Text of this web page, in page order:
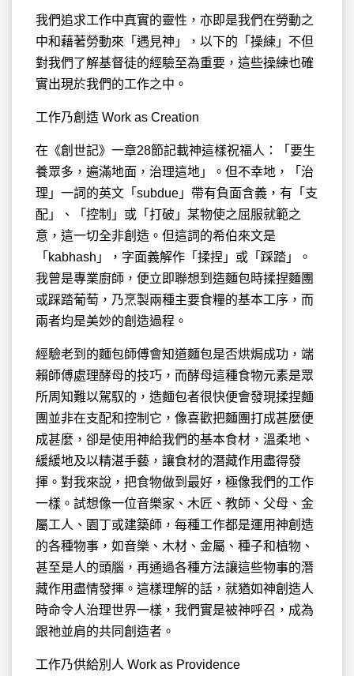
我們追求工作中真實的靈性，亦即是我們在勞動之
中和藉著勞動來「遇見神」，以下的「操練」不但
對我們了解基督徒的經驗至為重要，這些操練也確
實出現於我們的工作之中。
工作乃創造 Work as Creation
在《創世記》一章28節記載神這樣祝福人：「要生
養眾多，遍滿地面，治理這地」。但不幸地，「治
理」一詞的英文「subdue」帶有負面含義，有「支
配」、「控制」或「打破」某物使之屈服就範之
意，這一切全非創造。但這詞的希伯來文是
「kabhash」，字面義解作「揉捏」或「踩踏」。
我曾是專業廚師，便立即聯想到造麵包時揉捏麵團
或踩踏葡萄，乃烹製兩種主要食糧的基本工序，而
兩者均是美妙的創造過程。
經驗老到的麵包師傅會知道麵包是否烘焗成功，端
賴師傅處理酵母的技巧，而酵母這種食物元素是眾
所周知難以駕馭的，造麵包者很快便會發現揉捏麵
團並非在支配和控制它，像喜歡把麵團打成甚麼便
成甚麼，卻是使用神給我們的基本食材，溫柔地、
緩緩地及以精湛手藝，讓食材的潛藏作用盡得發
揮。對我來說，把食物做到最好，極像我們的工作
一樣。試想像一位音樂家、木匠、教師、父母、金
屬工人、園丁或建築師，每種工作都是運用神創造
的各種物事，如音樂、木材、金屬、種子和植物、
甚至是人的頭腦，再通過各種方法讓這些物事的潛
藏作用盡情發揮。這樣理解的話，就猶如神創造人
時命令人治理世界一樣，我們實是被神呼召，成為
跟祂並肩的共同創造者。
工作乃供給別人 Work as Providence